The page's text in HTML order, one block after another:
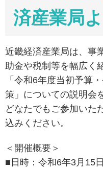
済産業局よ
近畿経済産業局は、事
助金や税制等を幅広く
「令和6年度当初予算
策」についての説明会
どなたでもご参加いた
込みください。
＜開催概要＞
■日時：令和6年3月15